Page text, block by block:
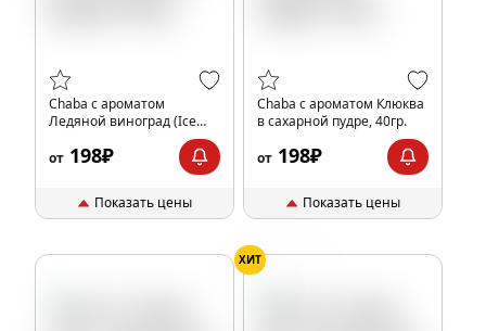
Chaba с ароматом
Ледяной виноград (Ice
от 198₽
Показать цены
Chaba с ароматом Клюква
в сахарной пудре, 40гр.
от 198₽
Показать цены
ХИТ